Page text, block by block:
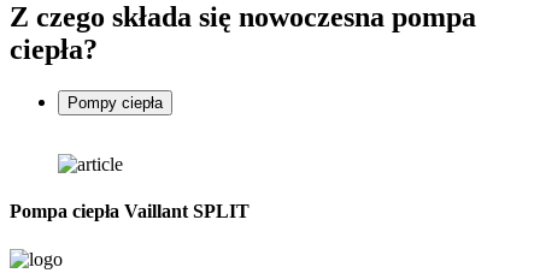
Z czego składa się nowoczesna pompa
ciepła?
Pompy ciepła
Pompa ciepła Vaillant SPLIT